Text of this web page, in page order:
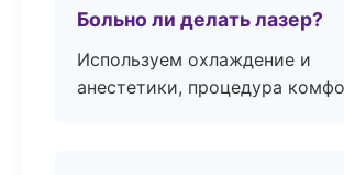
Больно ли делать лазер?
Используем охлаждение и
анестетики, процедура